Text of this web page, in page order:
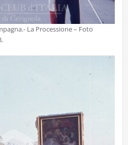
La Processione – Foto